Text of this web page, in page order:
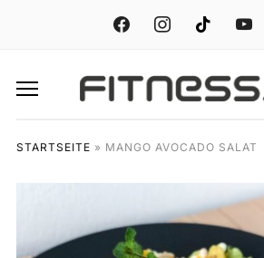
facebook instagramtiktok youtube
STARTSEITE » MANGO AVOCADO SALAT